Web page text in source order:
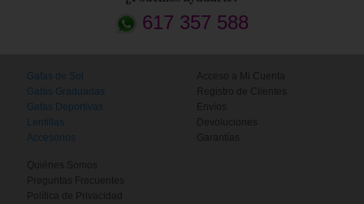
617 357 588
Gafas de Sol
Gafas Graduadas
Gafas Deportivas
Lentillas
Accesorios
Acceso a Mi Cuenta
Registro de Clientes
Envíos
Devoluciones
Garantías
Quiénes Somos
Preguntas Frecuentes
Política de Privacidad